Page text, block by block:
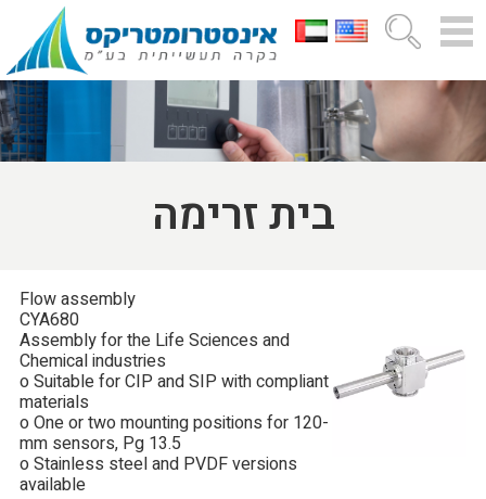
בית זרימה
Flow assembly
CYA680
Assembly for the Life Sciences and
Chemical industries
o Suitable for CIP and SIP with compliant
materials
o One or two mounting positions for 120-
mm sensors, Pg 13.5
o Stainless steel and PVDF versions
available